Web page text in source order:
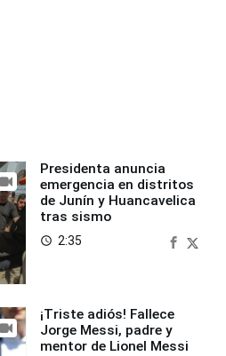
Presidenta anuncia
emergencia en distritos
de Junín y Huancavelica
tras sismo
access_time 2:35
¡Triste adiós! Fallece
Jorge Messi, padre y
mentor de Lionel Messi